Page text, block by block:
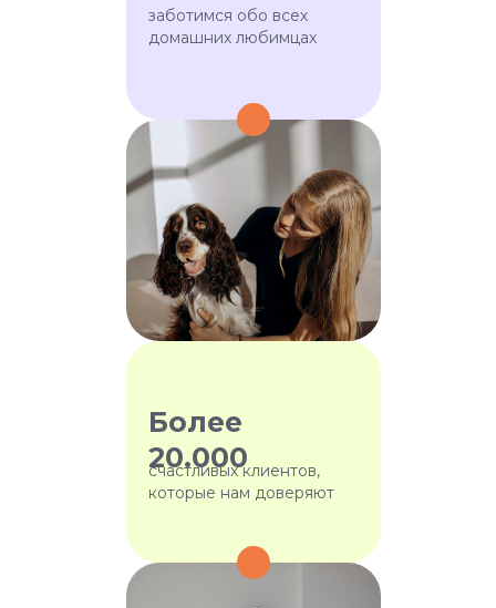
счастливых клиентов,
которые нам доверяют
Более
20.000
заботимся обо всех
домашних любимцах